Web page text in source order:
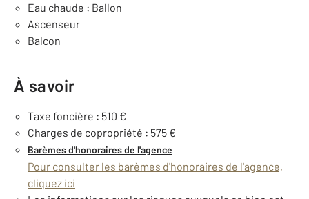
Eau chaude : Ballon
Ascenseur
Balcon
À savoir
Taxe foncière : 510 €
Charges de copropriété : 575 €
Barèmes d'honoraires de l'agence
Pour consulter les barèmes d'honoraires de l'agence,
cliquez ici